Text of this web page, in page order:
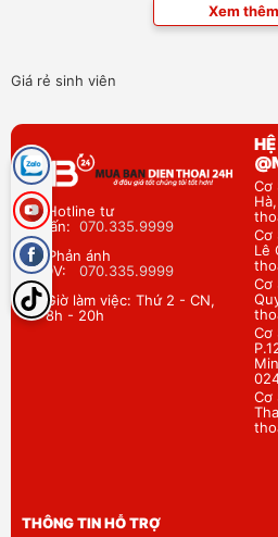
Xem thêm
Giá rẻ sinh viên
Hotline tư
vấn: 070.335.9999
Phản ánh
DV: 070.335.9999
Giờ làm việc: Thứ 2 - CN,
8h - 20h
Cơ
Cơ
Lê
Cơ
Cơ
Cơ
THÔNG TIN HỖ TRỢ